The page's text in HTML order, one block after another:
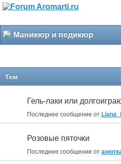
Маникюр и педикюр
Тем
Гель-лаки или
Последнее сообщение от
Розовые пяточки
Последнее сообщение от